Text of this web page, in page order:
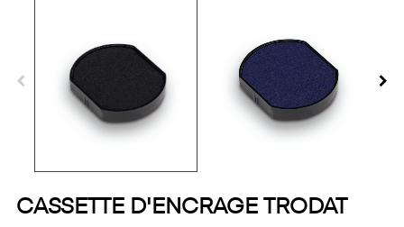
CASSETTE D'ENCRAGE TRODAT